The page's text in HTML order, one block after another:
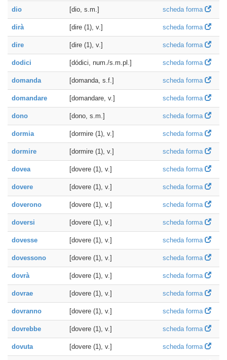
dio [dio, s.m.] scheda forma
dirà [dire (1), v.] scheda forma
dire [dire (1), v.] scheda forma
dodici [dódici, num./s.m.pl.] scheda forma
domanda [domanda, s.f.] scheda forma
domandare [domandare, v.] scheda forma
dono [dono, s.m.] scheda forma
dormia [dormire (1), v.] scheda forma
dormire [dormire (1), v.] scheda forma
dovea [dovere (1), v.] scheda forma
dovere [dovere (1), v.] scheda forma
doverono [dovere (1), v.] scheda forma
doversi [dovere (1), v.] scheda forma
dovesse [dovere (1), v.] scheda forma
dovessono [dovere (1), v.] scheda forma
dovrà [dovere (1), v.] scheda forma
dovrae [dovere (1), v.] scheda forma
dovranno [dovere (1), v.] scheda forma
dovrebbe [dovere (1), v.] scheda forma
dovuta [dovere (1), v.] scheda forma